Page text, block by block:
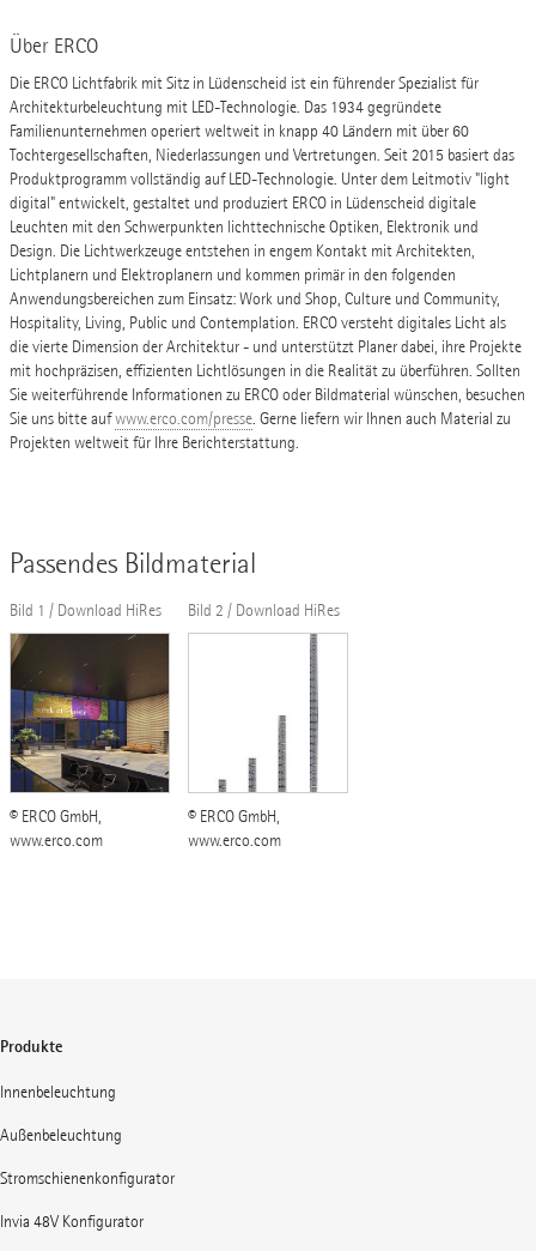
Über ERCO
Die ERCO Lichtfabrik mit Sitz in Lüdenscheid ist ein führender Spezialist für
Architekturbeleuchtung mit LED-Technologie. Das 1934 gegründete
Familienunternehmen operiert weltweit in knapp 40 Ländern mit über 60
Tochtergesellschaften, Niederlassungen und Vertretungen. Seit 2015 basiert das
Produktprogramm vollständig auf LED-Technologie. Unter dem Leitmotiv "light
digital" entwickelt, gestaltet und produziert ERCO in Lüdenscheid digitale
Leuchten mit den Schwerpunkten lichttechnische Optiken, Elektronik und
Design. Die Lichtwerkzeuge entstehen in engem Kontakt mit Architekten,
Lichtplanern und Elektroplanern und kommen primär in den folgenden
Anwendungsbereichen zum Einsatz: Work und Shop, Culture und Community,
Hospitality, Living, Public und Contemplation. ERCO versteht digitales Licht als
die vierte Dimension der Architektur - und unterstützt Planer dabei, ihre Projekte
mit hochpräzisen, effizienten Lichtlösungen in die Realität zu überführen. Sollten
Sie weiterführende Informationen zu ERCO oder Bildmaterial wünschen, besuchen
Sie uns bitte aufwww.erco.com/presse. Gerne liefern wir Ihnen auch Material zu
Projekten weltweit für Ihre Berichterstattung.
Passendes Bildmaterial
Bild 1 / Download HiRes
© ERCO GmbH,
www.erco.com
Bild 2 / Download HiRes
© ERCO GmbH,
www.erco.com
Produkte
Innenbeleuchtung
Außenbeleuchtung
Stromschienenkonfigurator
Invia 48V Konfigurator